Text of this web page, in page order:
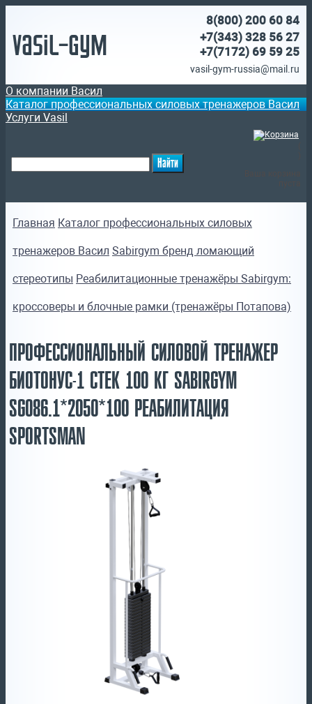
Vasil-Gym
8(800) 200 60 84
+7(343) 328 56 27
+7(7172) 69 59 25
vasil-gym-russia@mail.ru
О компании Васил
Каталог профессиональных силовых тренажеров Васил
Услуги Vasil
Главная Каталог профессиональных силовых
тренажеров Васил Sabirgym бренд ломающий
стереотипы Реабилитационные тренажёры Sabirgym:
кроссоверы и блочные рамки (тренажёры Потапова)
ПРОФЕССИОНАЛЬНЫЙ СИЛОВОЙ ТРЕНАЖЕР
БИОТОНУС-1 СТЕК 100 КГ SABIRGYM
SG086.1*2050*100 РЕАБИЛИТАЦИЯ
SPORTSMAN